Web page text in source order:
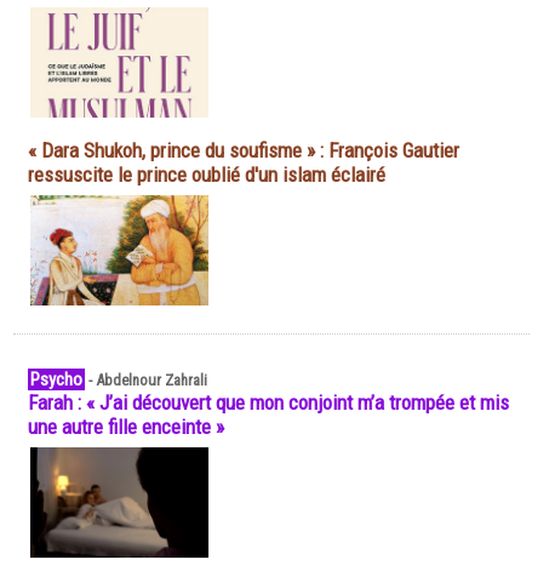
« Dara Shukoh, prince du soufisme » : François Gautier
ressuscite le prince oublié d'un islam éclairé
Psycho -Abdelnour Zahrali
Farah : « J’ai découvert que mon conjoint m’a trompée et mis
une autre fille enceinte »